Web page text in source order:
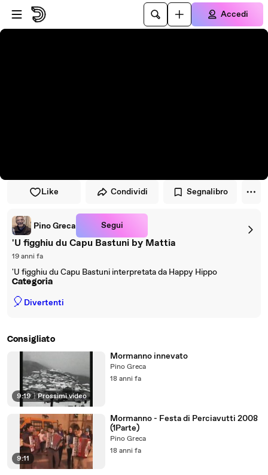
Vai al lettore
Passa al contenuto principale
Accedi
Like Condividi Segnalibro
Pino Greca Segui
'U figghiu du Capu Bastuni by Mattia
19 anni fa
'U figghiu du Capu Bastuni interpretata da Happy Hippo
Categoria
🎈 Divertenti
Consigliato
9:19 | Prossimi video
Mormanno innevato
Pino Greca
18 anni fa
9:11
Mormanno - Festa di Perciavutti 2008
(1Parte)
Pino Greca
18 anni fa